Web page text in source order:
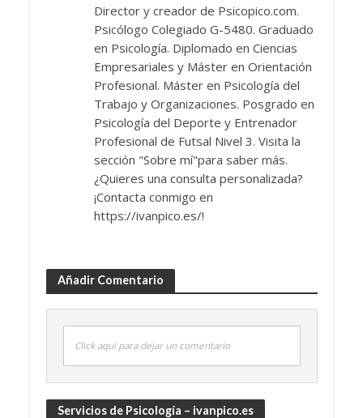
Director y creador de Psicopico.com.
Psicólogo Colegiado G-5480. Graduado
en Psicología. Diplomado en Ciencias
Empresariales y Máster en Orientación
Profesional. Máster en Psicología del
Trabajo y Organizaciones. Posgrado en
Psicología del Deporte y Entrenador
Profesional de Futsal Nivel 3. Visita la
sección "Sobre mí"para saber más.
¿Quieres una consulta personalizada?
¡Contacta conmigo en
https://ivanpico.es/!
Añadir Comentario
Click aquí para dejar un comentario
Servicios de Psicología – ivanpico.es